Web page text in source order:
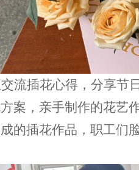
流插花心得，分享节
案，亲手制作的花艺
的插花作品，职工们